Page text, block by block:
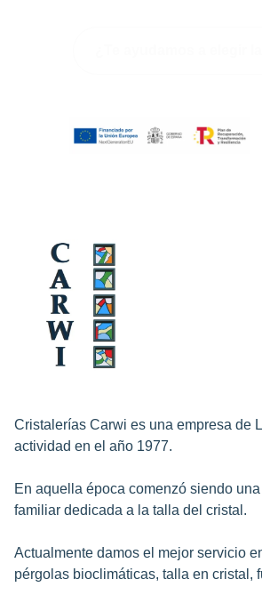
Cristalerías Carwi es una empresa de
actividad en el año 1977.
En aquella época comenzó siendo
familiar dedicada a la talla del cristal.
Actualmente damos el mejor servicio
pérgolas bioclimáticas, talla en cristal,